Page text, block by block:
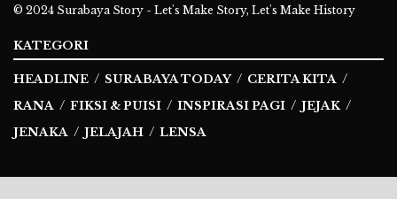
© 2024 Surabaya Story - Let's Make Story, Let's Make History
KATEGORI
HEADLINE SURABAYA TODAY
CERITA KITA
RANA
FIKSI & PUISI INSPIRASI PAGI
JEJAK
JENAKA
JELAJAH LENSA